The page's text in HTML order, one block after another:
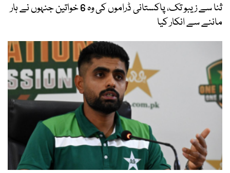
ثنا سے زیبو تک، پاکستانی ڈراموں کی وہ 6 خواتین جنہوں نے ہار
ماننے سے انکار کیا